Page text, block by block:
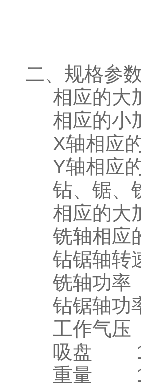
二、规格
相应的大
相应的小
X轴相应
Y轴相应
钻、锯、
相应的大
铣轴相应
钻锯轴转
铣轴功
钻锯轴
工作气
吸盘
重量